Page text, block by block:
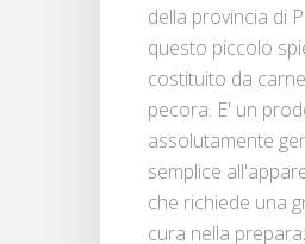
della provincia di
questo piccolo
costituito da
pecora. E' un
assolutamente
semplice
che richiede una
cura nella